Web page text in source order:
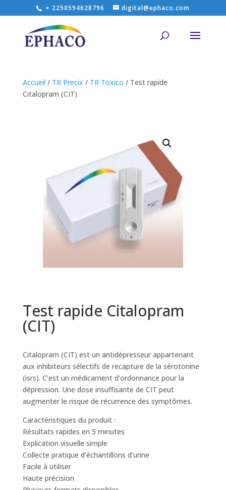
+ 2250594628796 digital@ephaco.com
Accueil / TR Precix / TR Toxico / Test rapide
Citalopram (CIT)
Test rapide Citalopram
(CIT)
Citalopram (CIT) est un antidépresseur appartenant
aux inhibiteurs sélectifs de recapture de la sérotonine
(isrs). C’est un médicament d’ordonnance pour la
dépression. Une dose insuffisante de CIT peut
augmenter le risque de récurrence des symptômes.
Caractéristiques du produit :
Résultats rapides en 5 minutes
Explication visuelle simple
Collecte pratique d’échantillons d’urine
Facile à utiliser
Haute précision